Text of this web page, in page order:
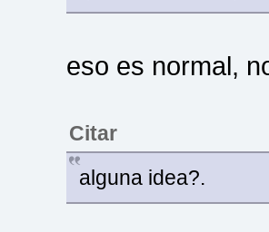
eso es normal,
Citar
alguna idea?.